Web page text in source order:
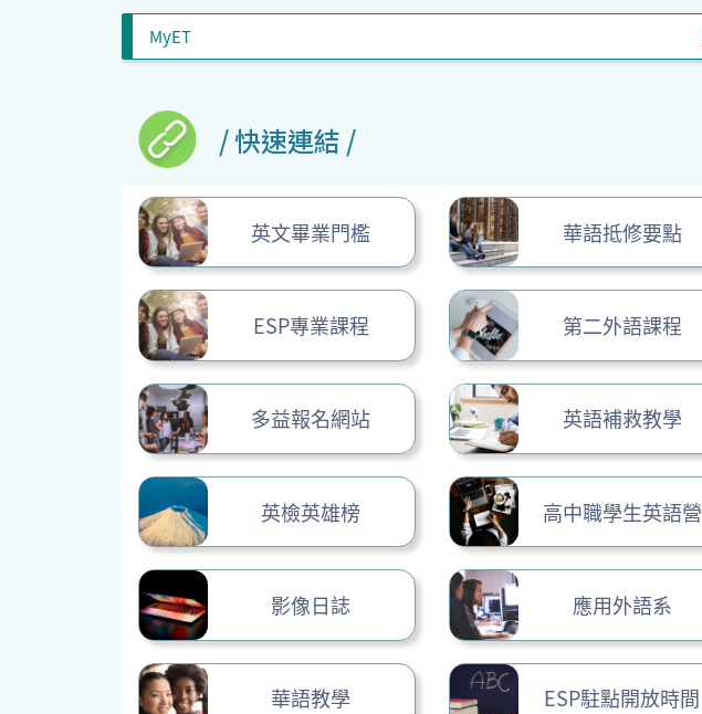
MyET
/ 快速連結 /
英文畢業門檻 華語抵修要點
ESP專業課程 第二外語課程
多益報名網站 英語補救教學
英檢英雄榜 高中職學生英語營
影像日誌 應用外語系
華語教學 ESP駐點開放時間